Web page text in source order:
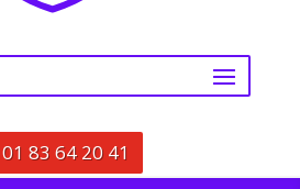
01 83 64 20 41